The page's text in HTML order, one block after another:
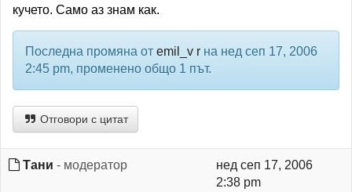
кучето. Само аз знам как.
Последна промяна от emil_v r на нед сеп 17, 2006
2:45 pm, променено общо 1 път.
Отговори с цитат
Тани - модератор
нед сеп 17, 2006
2:38 pm